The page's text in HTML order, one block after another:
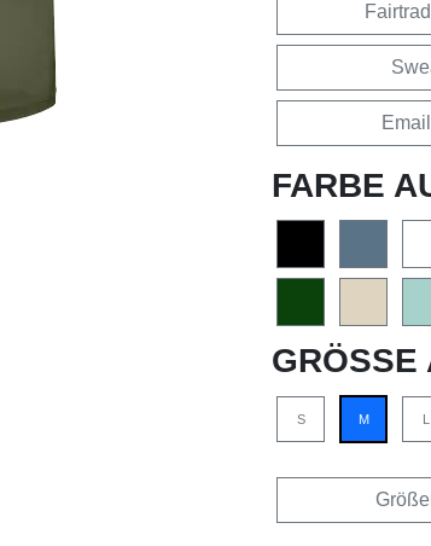
FARBE
GRÖSSE
S M L